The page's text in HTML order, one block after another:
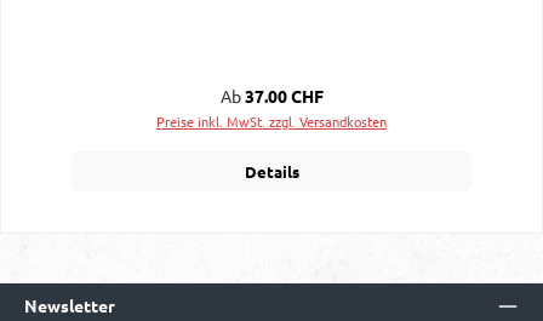
Regulärer Preis:
Ab37.00 CHF
Preise inkl. MwSt. zzgl. Versandkosten
Details
Newsletter